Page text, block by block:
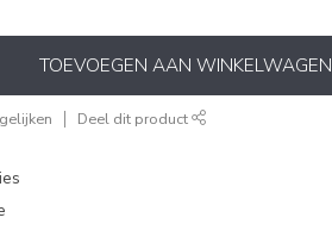
TOEVOEGEN AAN WINKELWAGEN
Deel dit product